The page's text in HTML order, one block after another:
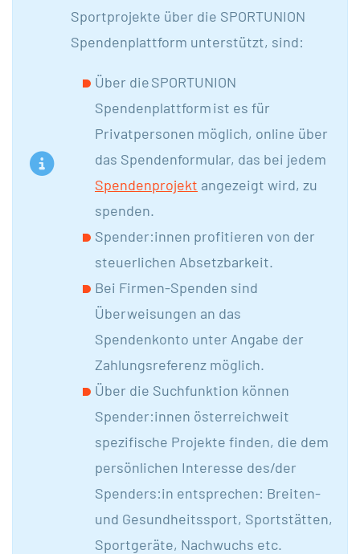
Sportprojekte über die SPORTUNION
Spendenplattform unterstützt, sind:
Über die SPORTUNION
Spendenplattform ist es für
Privatpersonen möglich, online über
das Spendenformular, das bei jedem
Spendenprojekt angezeigt wird, zu
spenden.
Spender:innen profitieren von der
steuerlichen Absetzbarkeit.
Bei Firmen-Spenden sind
Überweisungen an das
Spendenkonto unter Angabe der
Zahlungsreferenz möglich.
Über die Suchfunktion können
Spender:innen österreichweit
spezifische Projekte finden, die dem
persönlichen Interesse des/der
Spenders:in entsprechen: Breiten-
und Gesundheitssport, Sportstätten,
Sportgeräte, Nachwuchs etc.